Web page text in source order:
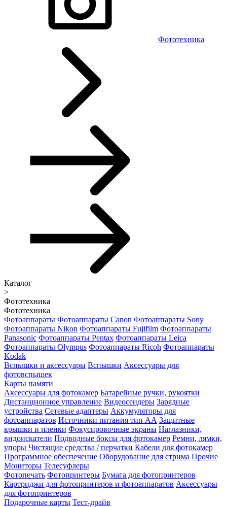
Фототехника
Каталог
>
Фототехника
Фототехника
Фотоаппараты Фотоаппараты Canon Фотоаппараты Sony
Фотоаппараты Nikon Фотоаппараты Fujifilm Фотоаппараты
Panasonic Фотоаппараты Pentax Фотоаппараты Leica
Фотоаппараты Olympus Фотоаппараты Ricoh Фотоаппараты
Kodak
Вспышки и аксессуары Вспышки Аксессуары для
фотовспышек
Карты памяти
Аксессуары для фотокамер Батарейные ручки, рукоятки
Дистанционное управление Видеосендеры Зарядные
устройства Сетевые адаптеры Аккумуляторы для
фотоаппаратов Источники питания тип АА Защитные
крышки и пленки Фокусировочные экраны Наглазники,
видоискатели Подводные боксы для фотокамер Ремни, лямки,
упоры Чистящие средства / перчатки Кабели для фотокамер
Программное обеспечение Оборудование для стрима Прочие
Мониторы Телесуфлеры
Фотопечать Фотопринтеры Бумага для фотопринтеров
Картриджи для фотопринтеров и фотоаппаратов Аксессуары
для фотопринтеров
Подарочные карты Тест-драйв